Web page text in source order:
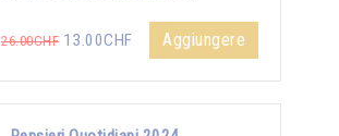
26.00CHF 13.00CHF Aggiungere